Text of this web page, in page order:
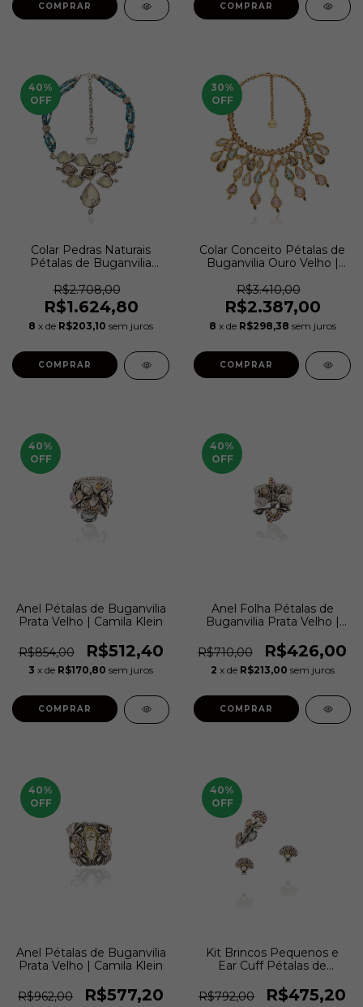
COMPRAR COMPRAR
40%
OFF
Colar Pedras Naturais
Pétalas de Buganvilia
R$2.708,00
R$1.624,80
8 x de R$203,10 sem juros
COMPRAR
30%
OFF
Colar Conceito Pétalas de
Buganvilia Ouro Velho |
R$3.410,00
R$2.387,00
8 x de R$298,38 sem juros
COMPRAR
40%
OFF
Anel Pétalas de Buganvilia
Prata Velho | Camila Klein
R$854,00 R$512,40
3 x de R$170,80 sem juros
COMPRAR
40%
OFF
Anel Folha Pétalas de
Buganvilia Prata Velho |
R$710,00
R$426,00
2 x de R$213,00 sem juros
COMPRAR
40%
OFF
Anel Pétalas de Buganvilia
Prata Velho | Camila Klein
R$962,00 R$577,20
40%
OFF
Kit Brincos Pequenos e
Ear Cuff Pétalas de
Camila Klein
R$792,00 R$475,20